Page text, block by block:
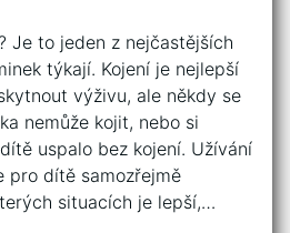
Je to jeden z nejčastějších
týkají. Kojení je nejlepší
výživu, ale někdy se
nemůže kojit, nebo si
uspalo bez kojení. Užívání
pro dítě samozřejmě
situacích je lepší,…